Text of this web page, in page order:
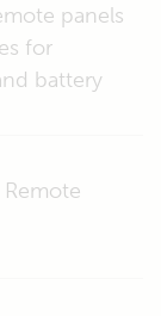
panels
for
battery